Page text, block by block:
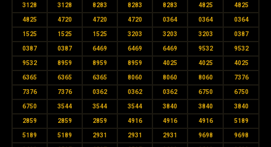
3128 3128 8283 8283 8283 4825 4825
4825 4720 4720 4720 0364 0364 0364
1525 1525 1525 3203 3203 3203 0387
0387 0387 6469 6469 6469 9532 9532
9532 8959 8959 8959 4025 4025 4025
6365 6365 6365 8060 8060 8060 7376
7376 7376 0362 0362 0362 6750 6750
6750 3544 3544 3544 3840 3840 3840
2859 2859 2859 4916 4916 4916 5189
5189 5189 2931 2931 2931 9698 9698